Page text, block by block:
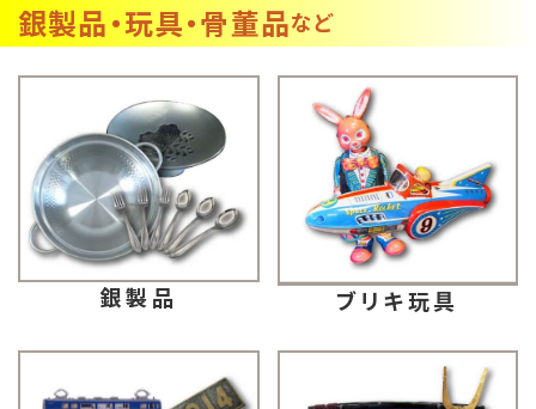
銀製品・玩具・骨董品など
銀製品 ブリキ玩具